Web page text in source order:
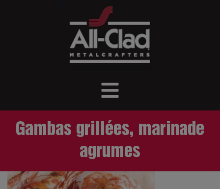
Gambas grillées, marinade
agrumes